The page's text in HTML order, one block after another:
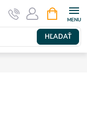
HĽADAŤ
KOŠÍK